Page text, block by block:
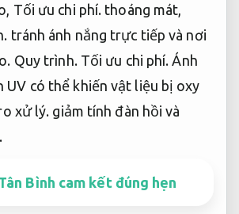
Tối ưu chi phí. thoáng mát,
tránh ánh nắng trực tiếp và nơi
Quy trình. Tối ưu chi phí. Ánh
UV có thể khiến vật liệu bị oxy
xử lý. giảm tính đàn hồi và
Bình cam kết đúng hẹn